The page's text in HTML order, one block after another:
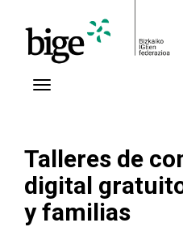
Talleres de
digital
y familias